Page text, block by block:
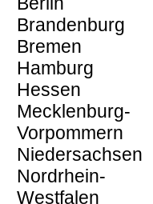
Brandenburg
Bremen
Hamburg
Hessen
Mecklenburg-
Vorpommern
Niedersachsen
Nordrhein-
Westfalen